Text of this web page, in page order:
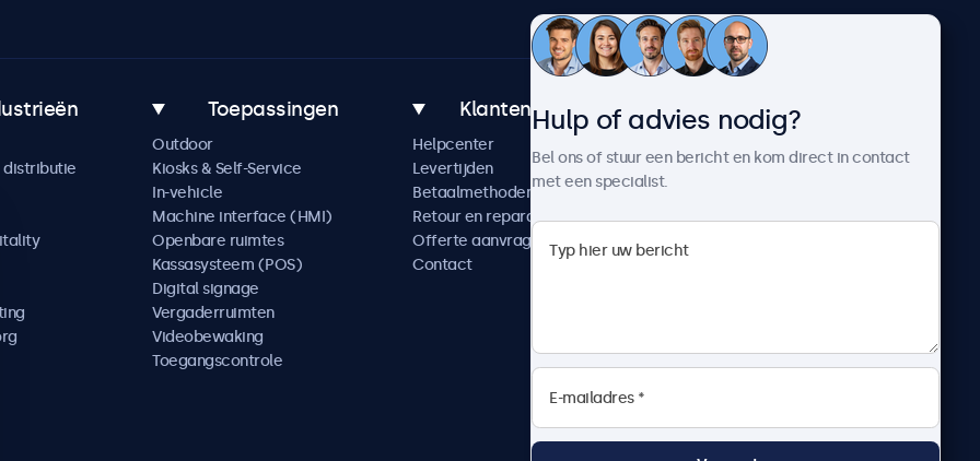
distributie
Toepassingen
Outdoor
Kiosks & Self-Service
In-vehicle
Machine interface (HMI)
Openbare ruimtes
Kassasysteem (POS)
Digital signage
Vergaderruimten
Videobewaking
Toegangscontrole
Klantenservice
Helpcenter
Levertijden
Betaalmethoden
Retour en reparatie
Offerte aanvragen
Contact
Over Beetronics
Nieuws en updates
Werken bij Beetronics
Algemene voorwaarden
Hulp of advies nodig?
Bel ons of stuur een bericht en kom direct in contact
met een specialist.